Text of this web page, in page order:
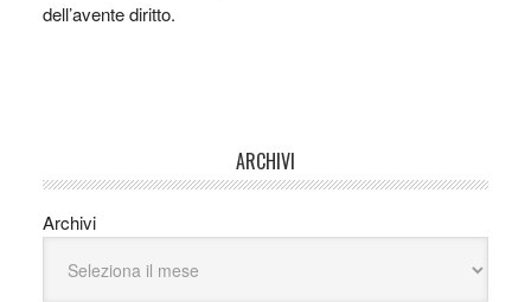
dell’avente diritto.
ARCHIVI
Archivi